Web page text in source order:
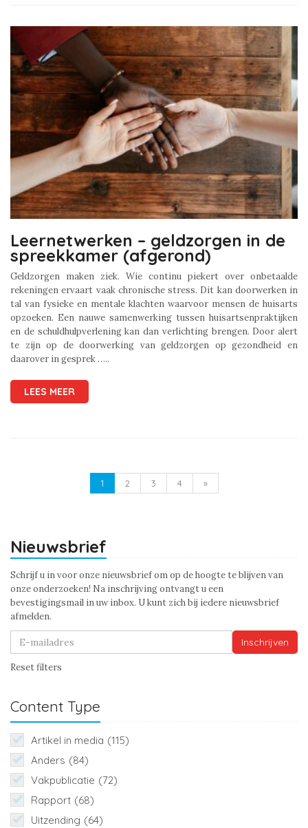
Leernetwerken – geldzorgen in de
spreekkamer (afgerond)
Geldzorgen maken ziek. Wie continu piekert over onbetaalde
rekeningen ervaart vaak chronische stress. Dit kan doorwerken in
tal van fysieke en mentale klachten waarvoor mensen de huisarts
opzoeken. Een nauwe samenwerking tussen huisartsenpraktijken
en de schuldhulpverlening kan dan verlichting brengen. Door alert
te zijn op de doorwerking van geldzorgen op gezondheid en
daarover in gesprek …..
LEES MEER
1 2 3 4 »
Nieuwsbrief
Schrijf u in voor onze nieuwsbrief om op de hoogte te blijven van
onze onderzoeken! Na inschrijving ontvangt u een
bevestigingsmail in uw inbox. U kunt zich bij iedere nieuwsbrief
afmelden.
Inschrijven
Reset filters
Content Type
Artikel in media (115)
Anders (84)
Vakpublicatie (72)
Rapport (68)
Uitzending (64)